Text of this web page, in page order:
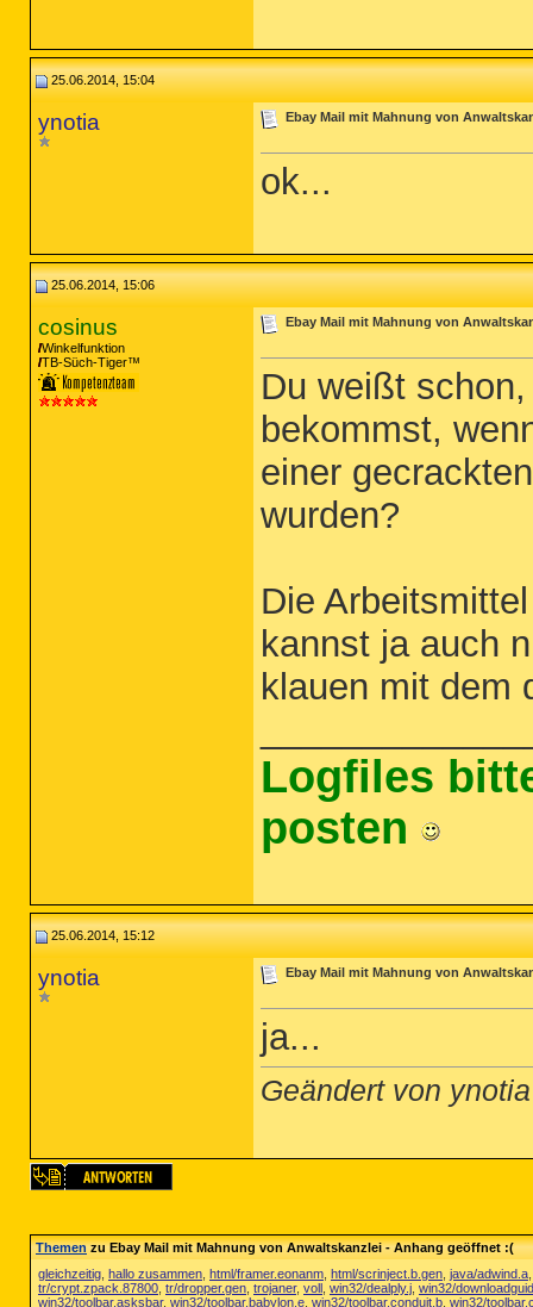
25.06.2014, 15:04
ynotia Ebay Mail mit Mahnung von
ok...
25.06.2014, 15:06
cosinus
Winkelfunktion
TB-Süch-Tiger™
Ebay Mail mit Mahnung von
Du weißt
bekommst,
einer
wurden?
Die
kannst ja auch
klauen mit dem
Logfiles
posten
25.06.2014, 15:12
ynotia Ebay Mail mit Mahnung von
ja...
Geändert von
Themenzu Ebay Mail mit Mahnung von Anwaltskanzlei - Anhang geöffnet :(
gleichzeitig hallo zusammen html/framer.eonanm html/scrinject.b.gen java/adwind.a
tr/crypt.zpack.87800 tr/dropper.gen trojaner, voll win32/dealply.j win32/
win32/toolbar.asksbar, win32/toolbar.babylon.e win32/toolbar.conduit.b win32/